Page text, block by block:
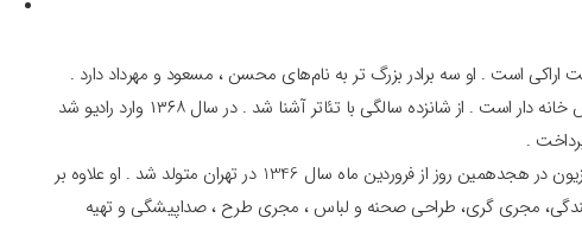
فرزند خانواده‌ی ۶ نفری با اصالت اراکی است . او سه برادر بزرگ ‌تر به نام‌های محسن ، مسعود و مهرداد دارد .
پدرش کارمند وزارت نیرو و هنر دوست بود و مادرش خانه دار است . از شانزده سالگی با تئاتر آشنا شد . در سال ۱۳۶۸ وارد رادیو شد
.
مهران مدیری کارگردان و بازیگر معروف سینما و تلویزیون در هجدهمین روز از فروردین ماه سال 1346 در تهران متولد شد . او علاوه بر
مجری گری، طراحی صحنه و لباس ، مجری طرح ، صداپیشگی و تهیه